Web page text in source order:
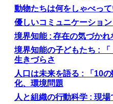
動物たちは何をしゃべっ
優しいコミュニケーショ
境界知能 : 存在の気づかれ
境界知能の子どもたち :
生きづらさ
人口は未来を語る : 「10
化、環境問題
人と組織の行動科学 : 現